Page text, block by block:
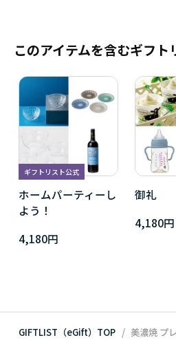
このアイテムを含むギフト
ギフトリスト公式
ホームパーティーし
よう！
4,180円
御礼
4,180円
GIFTLIST（eGift）TOP 美濃焼 プ